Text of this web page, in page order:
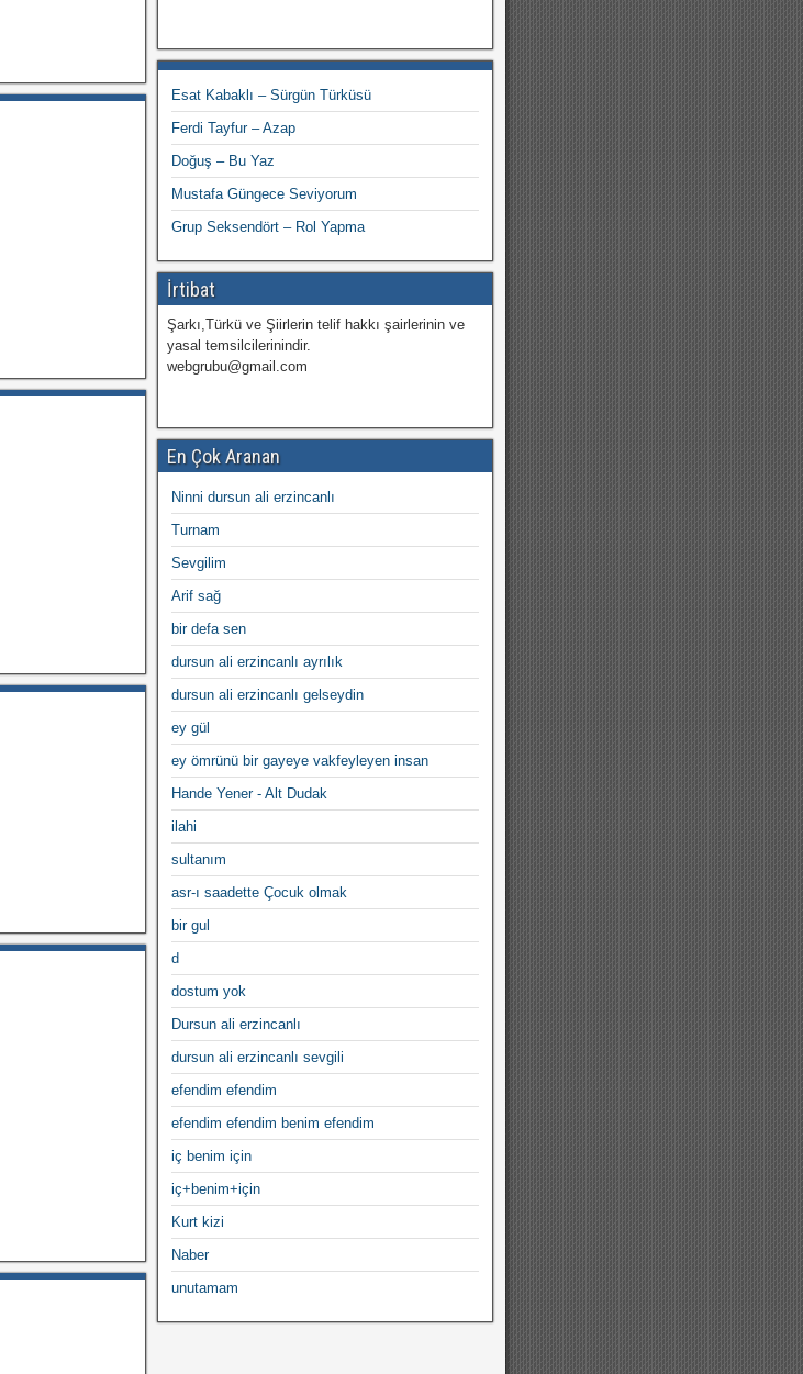
Esat Kabaklı – Sürgün Türküsü
Ferdi Tayfur – Azap
Doğuş – Bu Yaz
Mustafa Güngece Seviyorum
Grup Seksendört – Rol Yapma
İrtibat
Şarkı,Türkü ve Şiirlerin telif hakkı şairlerinin ve
yasal temsilcilerinindir.
webgrubu@gmail.com
En Çok Aranan
Ninni dursun ali erzincanlı
Turnam
Sevgilim
Arif sağ
bir defa sen
dursun ali erzincanlı ayrılık
dursun ali erzincanlı gelseydin
ey gül
ey ömrünü bir gayeye vakfeyleyen insan
Hande Yener - Alt Dudak
ilahi
sultanım
asr-ı saadette Çocuk olmak
bir gul
d
dostum yok
Dursun ali erzincanlı
dursun ali erzincanlı sevgili
efendim efendim
efendim efendim benim efendim
iç benim için
iç+benim+için
Kurt kizi
Naber
unutamam